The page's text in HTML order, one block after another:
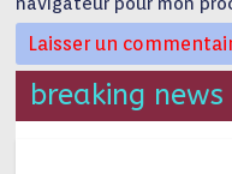
breaking news